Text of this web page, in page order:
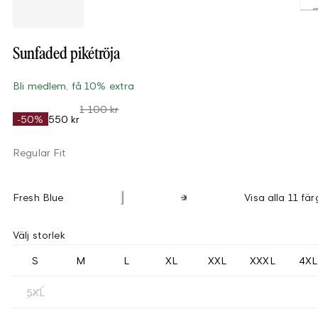
Sunfaded pikétröja
Bli medlem, få 10% extra
-50% 550 kr
1 100 kr
Regular Fit
Fresh Blue Visa alla 11
Välj storlek
S M L XL XXL XXXL 4XL
5XL